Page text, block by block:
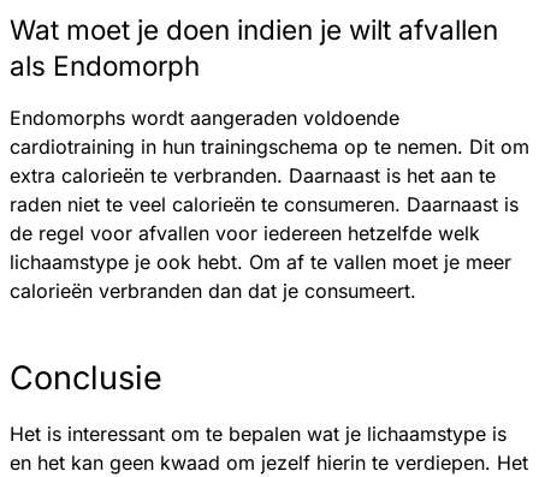
Wat moet je doen indien je wilt afvallen
als Endomorph
Endomorphs wordt aangeraden voldoende
cardiotraining in hun trainingschema op te nemen. Dit om
extra calorieën te verbranden. Daarnaast is het aan te
raden niet te veel calorieën te consumeren. Daarnaast is
de regel voor afvallen voor iedereen hetzelfde welk
lichaamstype je ook hebt. Om af te vallen moet je meer
calorieën verbranden dan dat je consumeert.
Conclusie
Het is interessant om te bepalen wat je lichaamstype is
en het kan geen kwaad om jezelf hierin te verdiepen. Het